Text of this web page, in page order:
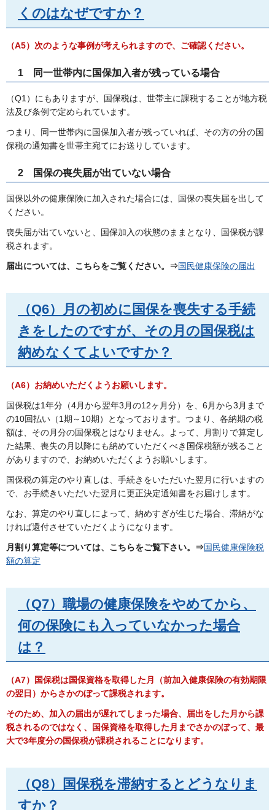
くのはなぜですか？
（A5）次のような事例が考えられますので、ご確認ください。
1 同一世帯内に国保加入者が残っている場合
（Q1）にもありますが、国保税は、世帯主に課税することが地方税
法及び条例で定められています。
つまり、同一世帯内に国保加入者が残っていれば、その方の分の国
保税の通知書を世帯主宛てにお送りしています。
2 国保の喪失届が出ていない場合
国保以外の健康保険に加入された場合には、国保の喪失届を出して
ください。
喪失届が出ていないと、国保加入の状態のままとなり、国保税が課
税されます。
届出については、こちらをご覧ください。⇒国民健康保険の届出
（Q6）月の初めに国保を喪失する手続
きをしたのですが、その月の国保税は
納めなくてよいですか？
（A6）お納めいただくようお願いします。
国保税は1年分（4月から翌年3月の12ヶ月分）を、6月から3月まで
の10回払い（1期～10期）となっております。つまり、各納期の税
額は、その月分の国保税とはなりません。よって、月割りで算定し
た結果、喪失の月以降にも納めていただくべき国保税額が残ること
がありますので、お納めいただくようお願いします。
国保税の算定のやり直しは、手続きをいただいた翌月に行いますの
で、お手続きいただいた翌月に更正決定通知書をお届けします。
なお、算定のやり直しによって、納めすぎが生じた場合、滞納がな
ければ還付させていただくようになります。
月割り算定等については、こちらをご覧下さい。 ⇒国民健康保険税
額の算定
（Q7）職場の健康保険をやめてから、
何の保険にも入っていなかった場合
は？
（A7）国保税は国保資格を取得した月（前加入健康保険の有効期限
の翌日）からさかのぼって課税されます。
そのため、加入の届出が遅れてしまった場合、届出をした月から課
税されるのではなく、国保資格を取得した月までさかのぼって、最
大で3年度分の国保税が課税されることになります。
（Q8）国保税を滞納するとどうなりま
すか？